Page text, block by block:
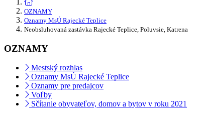
OZNAMY
Oznamy MsÚ Rajecké Teplice
Neobsluhovaná zastávka Rajecké Teplice, Poluvsie, Katrena
OZNAMY
Mestský rozhlas
Oznamy MsÚ Rajecké Teplice
Oznamy pre predajcov
Voľby
Sčítanie obyvateľov, domov a bytov v roku 2021